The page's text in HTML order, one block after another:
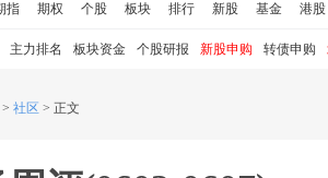
指 期权 个股 板块 排行 新股 基金 港股
主力排名 板块资金 个股研报 新股申购 转债申购
> 社区 > 正文